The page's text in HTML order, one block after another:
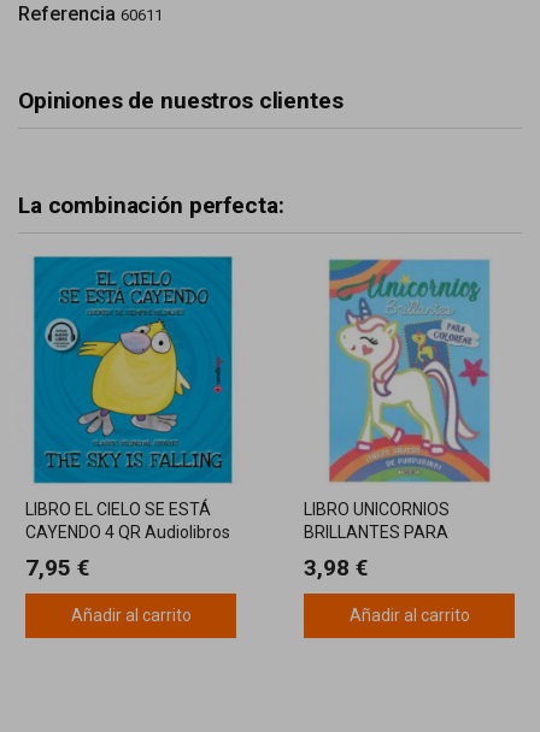
Referencia 60611
Opiniones de nuestros clientes
La combinación perfecta:
LIBRO EL CIELO SE ESTÁ
CAYENDO 4 QR Audiolibros
7,95 €
Añadir al carrito
LIBRO UNICORNIOS
BRILLANTES PARA
3,98 €
Añadir al carrito